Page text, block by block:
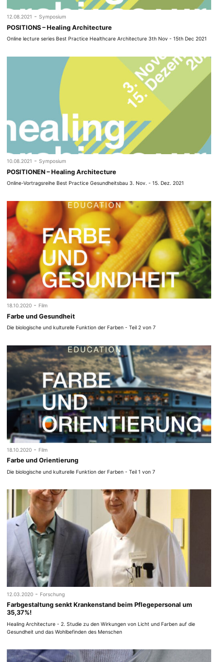
12.08.2021 - Symposium
POSITIONS – Healing Architecture
Online lecture series Best Practice Healthcare Architecture 3th Nov - 15th Dec 2021
10.08.2021 - Symposium
POSITIONEN – Healing Architecture
Online-Vortragsreihe Best Practice Gesundheitsbau 3. Nov. - 15. Dez. 2021
18.10.2020 - Film
Farbe und Gesundheit
Die biologische und kulturelle Funktion der Farben - Teil 2 von 7
18.10.2020 - Film
Farbe und Orientierung
Die biologische und kulturelle Funktion der Farben - Teil 1 von 7
12.03.2020 - Forschung
Farbgestaltung senkt Krankenstand beim Pflegepersonal um
35,37%!
Healing Architecture - 2. Studie zu den Wirkungen von Licht und Farben auf die
Gesundheit und das Wohlbefinden des Menschen